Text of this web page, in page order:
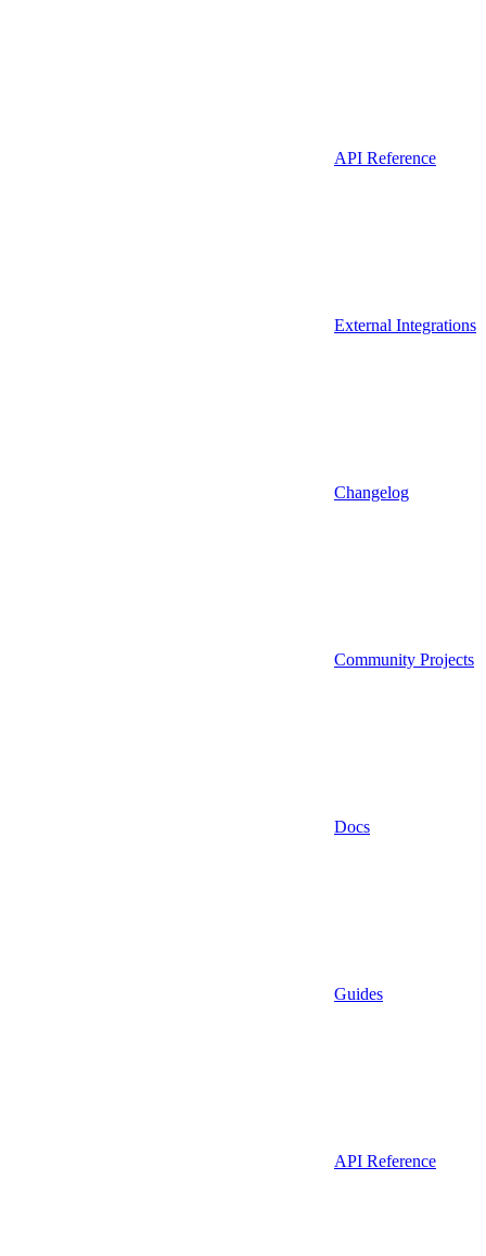
API Reference
External Integrations
Changelog
Community Projects
Docs
Guides
API Reference